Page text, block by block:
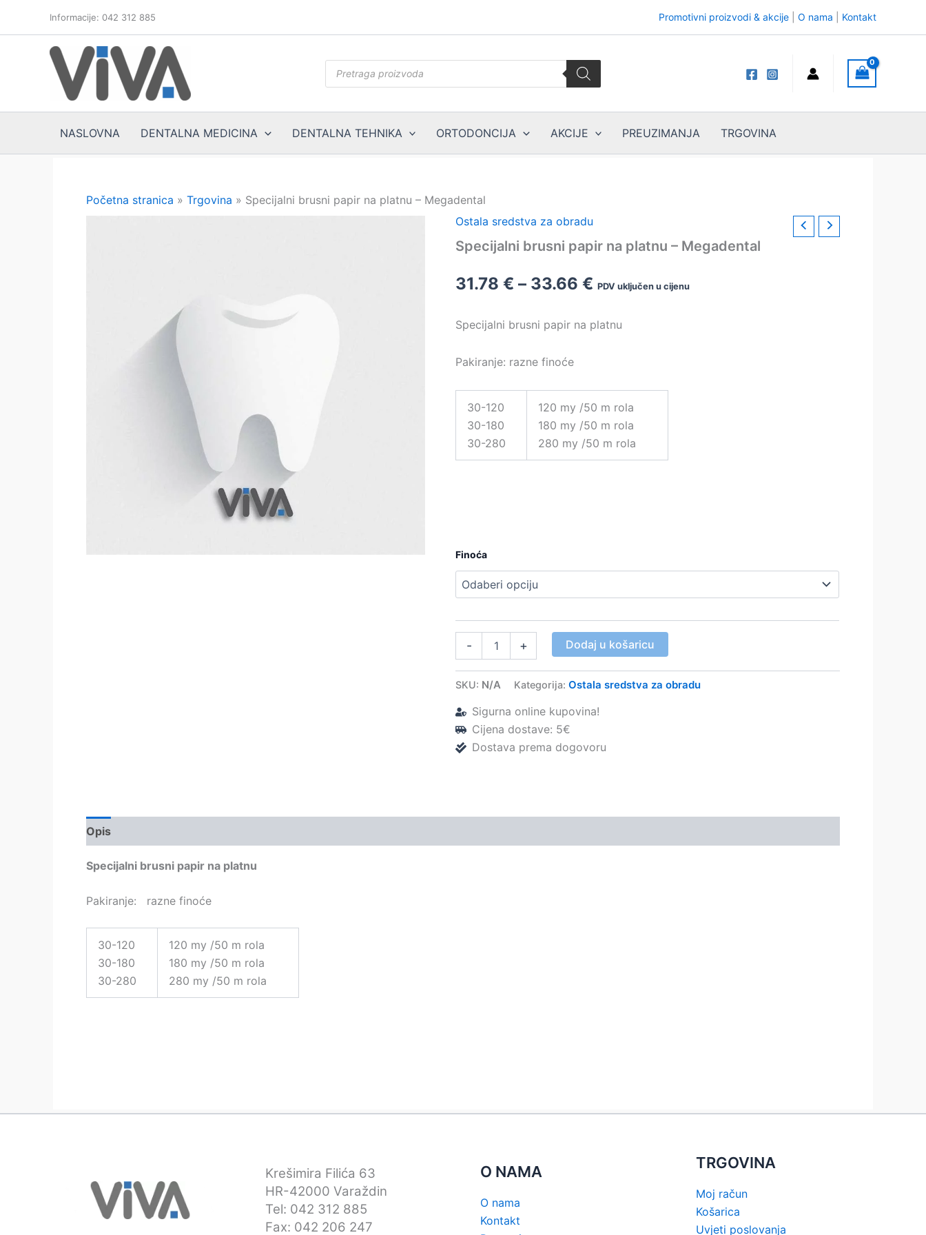
Informacije: 042 312 885 Promotivni proizvodi & akcije O nama Kontakt
search
NASLOVNA DENTALNA MEDICINA DENTALNA TEHNIKA ORTODONCIJA AKCIJE PREUZIMANJA TRGOVINA
Početna stranica » Trgovina » Specijalni brusni papir na platnu – Megadental
Ostala sredstva za obradu
Specijalni brusni papir na platnu – Megadental
31.78€ – 33.66€ Raspon
od
PDV uključen u cijenu
Specijalni brusni papir na platnu
Pakiranje: razne finoće
30-120
30-180
30-280
120 my /50 m rola
180 my /50 m rola
280 my /50 m rola
Finoća
-
na
–
Megadental
količina
+ Dodaj u košaricu
SKU: N/A Kategorija:Ostala sredstva za obradu
Sigurna online kupovina!
Cijena dostave: 5€
Dostava prema dogovoru
Opis
Specijalni brusni papir na platnu
Pakiranje: razne finoće
30-120
30-180
30-280
120 my /50 m rola
180 my /50 m rola
280 my /50 m rola
Krešimira Filića 63
HR-42000 Varaždin
Tel: 042 312 885
Fax: 042 206 247
O NAMA
O nama
Kontakt
TRGOVINA
Moj račun
Košarica
Uvjeti poslovanja